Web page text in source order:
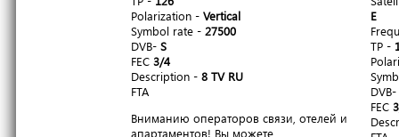
Polarization - Vertical
Symbol rate - 27500
DVB- S
FEC 3/4
Description - 8 TV RU
FTA
Вниманию операторов связи, отелей и
апартаментов! Вы можете
E
TP -
DVB-
FEC